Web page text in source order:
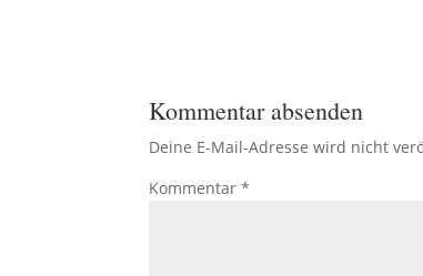
Kommentar absenden
Deine E-Mail-Adresse wird nicht
Kommentar*